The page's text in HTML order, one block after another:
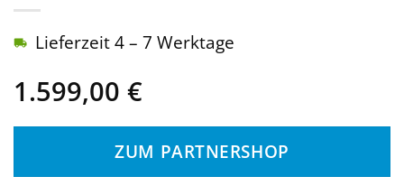
1.599,00 €
Lieferzeit 4 – 7 Werktage
ZUM PARTNERSHOP